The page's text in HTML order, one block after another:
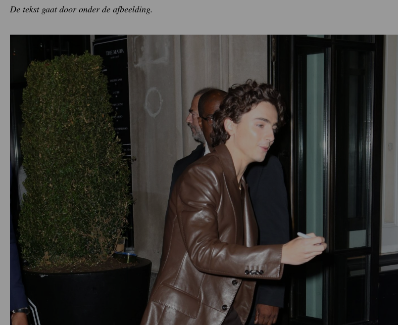
De tekst gaat door onder de afbeelding.